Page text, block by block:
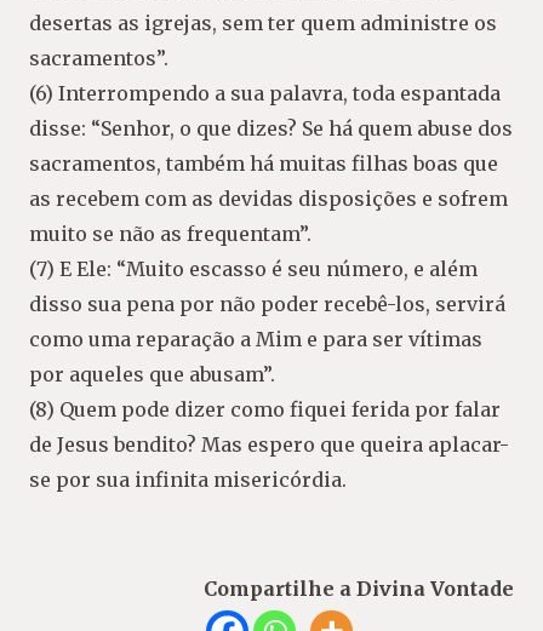
desertas as igrejas, sem ter quem administre os
sacramentos”.
(6) Interrompendo a sua palavra, toda espantada
disse: “Senhor, o que dizes? Se há quem abuse dos
sacramentos, também há muitas filhas boas que
as recebem com as devidas disposições e sofrem
muito se não as frequentam”.
(7) E Ele: “Muito escasso é seu número, e além
disso sua pena por não poder recebê-los, servirá
como uma reparação a Mim e para ser vítimas
por aqueles que abusam”.
(8) Quem pode dizer como fiquei ferida por falar
de Jesus bendito? Mas espero que queira aplacar-
se por sua infinita misericórdia.
Compartilhe a Divina Vontade